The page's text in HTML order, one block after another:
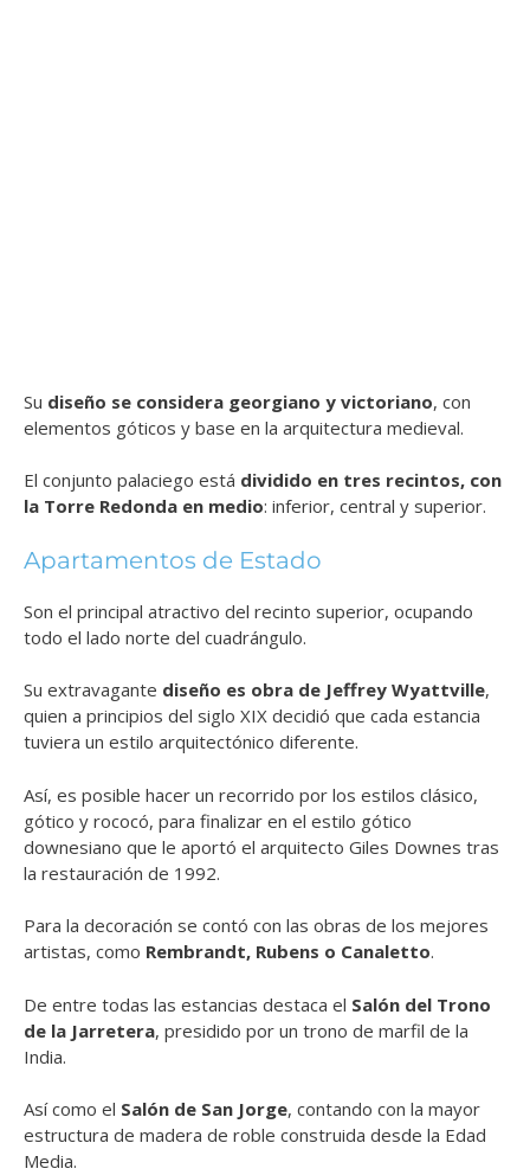
Su diseño se considera georgiano y victoriano, con
elementos góticos y base en la arquitectura medieval.
El conjunto palaciego está dividido en tres recintos, con
la Torre Redonda en medio: inferior, central y superior.
Apartamentos de Estado
Son el principal atractivo del recinto superior, ocupando
todo el lado norte del cuadrángulo.
Su extravagante diseño es obra de Jeffrey Wyattville,
quien a principios del siglo XIX decidió que cada estancia
tuviera un estilo arquitectónico diferente.
Así, es posible hacer un recorrido por los estilos clásico,
gótico y rococó, para finalizar en el estilo gótico
downesiano que le aportó el arquitecto Giles Downes tras
la restauración de 1992.
Para la decoración se contó con las obras de los mejores
artistas, como Rembrandt, Rubens o Canaletto.
De entre todas las estancias destaca el Salón del Trono
de la Jarretera, presidido por un trono de marfil de la
India.
Así como el Salón de San Jorge, contando con la mayor
estructura de madera de roble construida desde la Edad
Media.